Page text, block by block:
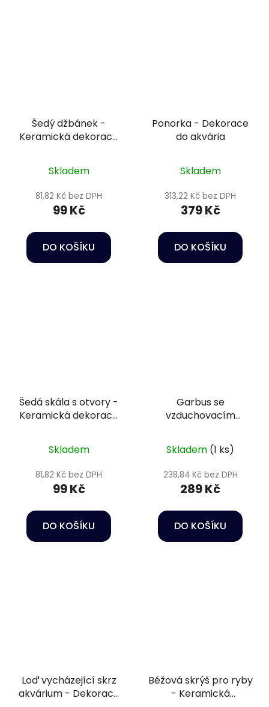
Šedý džbánek -
Keramická dekorace
Skladem
81,82 Kč bez DPH
99 Kč
DO KOŠÍKU
Ponorka - Dekorace
do akvária
Skladem
313,22 Kč bez DPH
379 Kč
DO KOŠÍKU
Šedá skála s otvory -
Keramická dekorace
Skladem
81,82 Kč bez DPH
99 Kč
DO KOŠÍKU
Garbus se
vzduchovacím
do akvária
Skladem (1 ks)
238,84 Kč bez DPH
289 Kč
DO KOŠÍKU
Loď vycházející skrz
akvárium - Dekorace
Béžová skrýš pro ryby
- Keramická